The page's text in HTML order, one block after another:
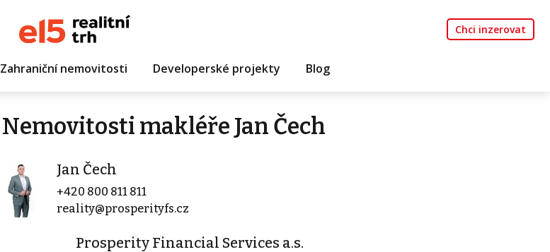
Chci inzerovat
Zahraniční nemovitosti Developerské projekty Blog
Nemovitosti makléře Jan Čech
Jan Čech
+420 800 811 811
reality@prosperityfs.cz
Prosperity Financial Services a.s.